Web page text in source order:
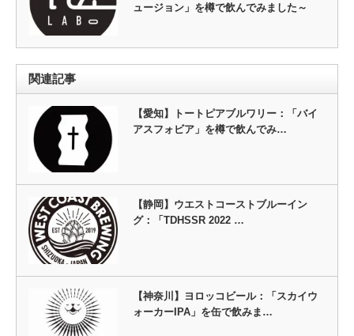
ュージョン」を樽で飲んでみました～
関連記事
【愛知】トートピアブルワリー：「バイ
アスフォビア」を樽で飲んでみ…
【静岡】ウエストコーストブルーイン
グ：「TDHSSR 2022 …
【神奈川】ヨロッコビール：「スカイウ
ォーカーIPA」を缶で飲みま…